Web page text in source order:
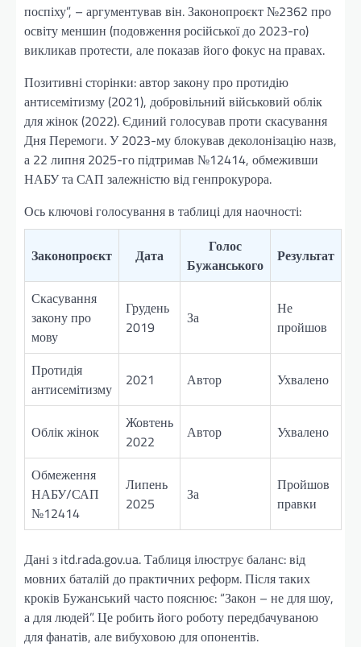
поспіху”, – аргументував він. Законопроєкт №2362 про
освіту меншин (подовження російської до 2023-го)
викликав протести, але показав його фокус на правах.
Позитивні сторінки: автор закону про протидію
антисемітизму (2021), добровільний військовий облік
для жінок (2022). Єдиний голосував проти скасування
Дня Перемоги. У 2023-му блокував деколонізацію назв,
а 22 липня 2025-го підтримав №12414, обмеживши
НАБУ та САП залежністю від генпрокурора.
Ось ключові голосування в таблиці для наочності:
Законопроєкт Дата
Голос
Бужанського
Результат
Скасування
закону про
мову
Грудень
2019
За
Не
пройшов
Протидія
антисемітизму
2021 Автор Ухвалено
Облік жінок
Жовтень
2022
Автор Ухвалено
Обмеження
НАБУ/САП
№12414
Липень
2025
За
Пройшов
правки
Дані з itd.rada.gov.ua. Таблиця ілюструє баланс: від
мовних баталій до практичних реформ. Після таких
кроків Бужанський часто пояснює: “Закон – не для шоу,
а для людей”. Це робить його роботу передбачуваною
для фанатів, але вибуховою для опонентів.